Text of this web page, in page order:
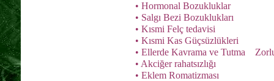
• Hormonal Bozukluklar
• Salgı Bezi Bozuklukları
• Kısmi Felç tedavisi
• Kısmi Kas Güçsüzlükleri
• Ellerde Kavrama ve Tutma
• Akciğer rahatsızlığı
• Eklem Romatizması